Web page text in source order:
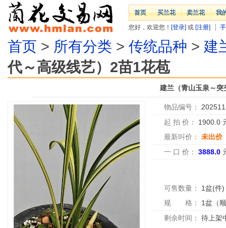
首页 买兰花 卖兰花 我
您好，欢迎您！ [登录] 或 [注册]
首页 > 所有分类 > 传统品种 > 建
代～高级线艺）2苗1花苞
建兰（青山玉泉～
物品编号：
起 拍 价：
1900.0
最新叫价：
未出价
一 口 价：
3888.0
可售数量： 1盆(件)
规 格：
1盆（
剩余时间：
待上架